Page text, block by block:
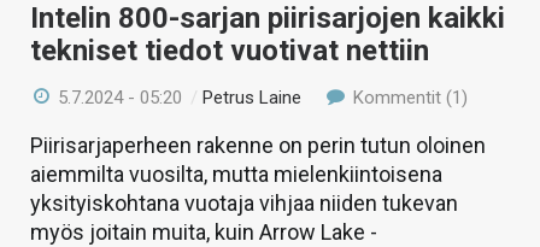
Intelin 800-sarjan piirisarjojen kaikki
tekniset tiedot vuotivat nettiin
5.7.2024 - 05:20 /Petrus Laine Kommentit (1)
Piirisarjaperheen rakenne on perin tutun oloinen
aiemmilta vuosilta, mutta mielenkiintoisena
yksityiskohtana vuotaja vihjaa niiden tukevan
myös joitain muita, kuin Arrow Lake -